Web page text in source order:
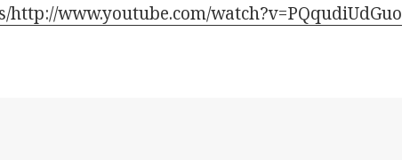
http://www.youtube.com/watch?v=PQqudiUdGuo